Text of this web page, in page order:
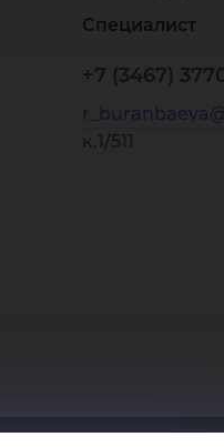
Специалист
+7 (3467)
к.1/511